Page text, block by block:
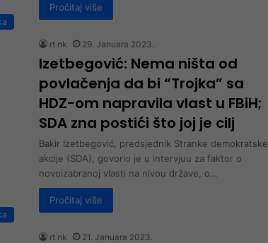
Pročitaj više
rt nk 29. Januara 2023.
Izetbegović: Nema ništa od
povlačenja da bi “Trojka” sa
HDZ-om napravila vlast u FBiH;
SDA zna postići što joj je cilj
Bakir Izetbegović, predsjednik Stranke demokratske
akcije (SDA), govorio je u intervjuu za faktor o
novoizabranoj vlasti na nivou države, o…
Pročitaj više
rt nk 21. Januara 2023.